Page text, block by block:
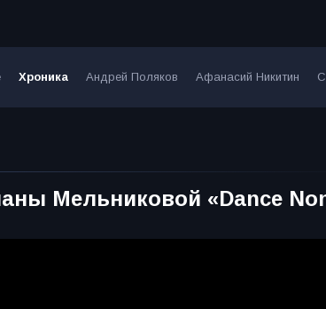
Хроника Андрей Поляков Афанасий Никитин
Мельниковой «Dance